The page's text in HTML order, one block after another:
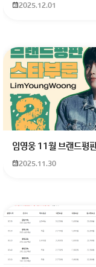
2025.12.01
임영웅 11월 브랜드평
2025.11.30